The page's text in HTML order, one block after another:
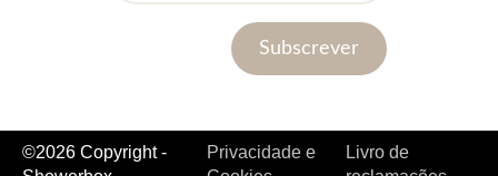
Subscrever
©2026 Copyright -
Privacidade e
Livro de